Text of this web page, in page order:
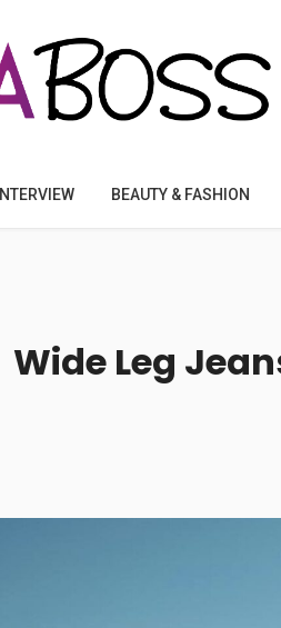
INTERVIEW BEAUTY & FASHION
Wide Leg